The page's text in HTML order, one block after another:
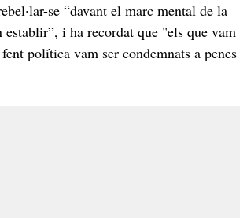
se “davant el marc mental de la
establir”, i ha recordat que "els que vam
política vam ser condemnats a penes